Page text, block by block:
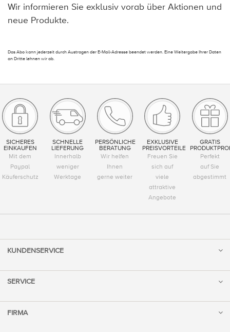
Wir informieren Sie exklusiv vorab über Aktionen und
neue Produkte.
Das Abo kann jederzeit durch Austragen der E-Mail-Adresse beendet werden. Eine Weitergabe Ihrer Daten
an Dritte lehnen wir ab.
SICHERES
EINKAUFEN
Mit dem
Paypal
Käuferschutz
SCHNELLE
LIEFERUNG
Innerhalb
weniger
Werktage
PERSÖNLICHE
BERATUNG
Wir helfen
Ihnen
gerne weiter
EXKLUSIVE
PREISVORTEILE
Freuen Sie
sich auf
viele
attraktive
Angebote
GRATIS
Perfekt
auf Sie
abgestimmt
KUNDENSERVICE
SERVICE
FIRMA